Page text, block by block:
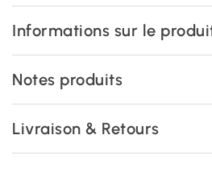
Informations sur le
Notes produits
Livraison & Retours